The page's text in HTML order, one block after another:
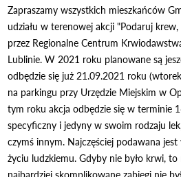
Zapraszamy wszystkich mieszkańców
udziału w terenowej akcji "Podaruj
przez Regionalne Centrum
Lublinie. W 2021 roku planowane są
odbędzie się już 21.09.2021 roku
na parkingu przy Urzędzie Miejskim w
tym roku akcja odbędzie się w terminie
specyficzny i jedyny w swoim rodzaju
czymś innym. Najczęściej podawana
życiu ludzkiemu. Gdyby nie było krwi,
najbardziej skomplikowane zabiegi nie